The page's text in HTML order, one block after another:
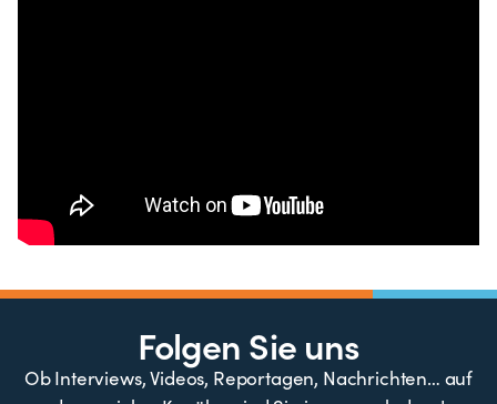
Folgen Sie uns
Ob Interviews, Videos, Reportagen, Nachrichten… auf